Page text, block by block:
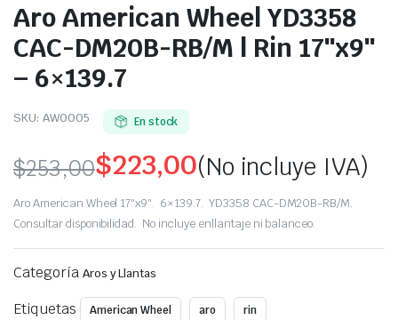
Aro American Wheel YD3358
CAC-DM20B-RB/M | Rin 17″x9″
– 6×139.7
SKU: AW0005 En stock
$253,00
Original
price
was:
$253,00.
$223,00
Current
price
is:
$223,00.
(No incluye IVA)
Aro American Wheel 17″x9″. 6×139.7. YD3358 CAC-DM20B-RB/M.
Consultar disponibilidad. No incluye enllantaje ni balanceo.
Categoría Aros y Llantas
Etiquetas American Wheel aro rin